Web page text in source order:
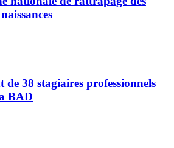
de 38 stagiaires professionnels
BAD